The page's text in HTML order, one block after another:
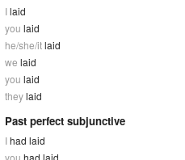
Ilaid
you laid
he/she/itlaid
we laid
you laid
theylaid
Past perfect subjunctive
Ihad laid